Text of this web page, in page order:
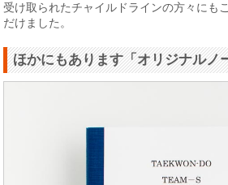
受け取られたチャイルドラインの方々にも
だけました。
ほかにもあります「オリジナルノ